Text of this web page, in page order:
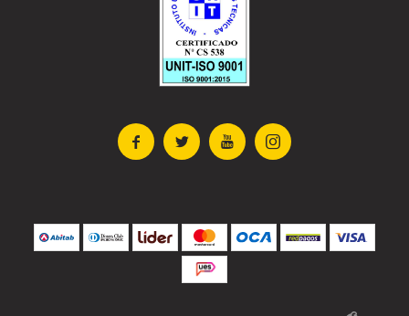
   